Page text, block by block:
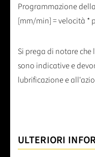
Programmazione
[mm/min] = velocità *
Si prega di notare
sono indicative e
lubrificazione e
ULTERIORI